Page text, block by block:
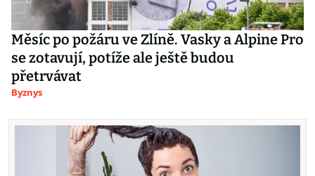
Měsíc po požáru ve Zlíně. Vasky a Alpine Pro
se zotavují, potíže ale ještě budou
přetrvávat
Byznys